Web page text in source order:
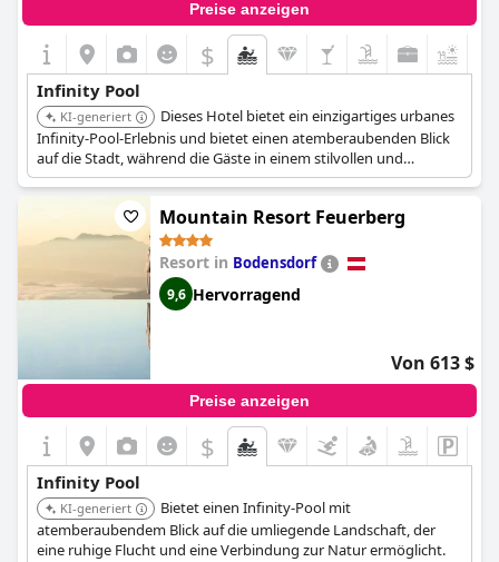
Preise anzeigen
$
Infinity Pool
KI-generiert
Dieses Hotel bietet ein einzigartiges urbanes
Infinity-Pool-Erlebnis und bietet einen atemberaubenden Blick
auf die Stadt, während die Gäste in einem stilvollen und
anspruchsvollen Ambiente entspannen.
Mountain Resort Feuerberg
Resort in Bodensdorf
9,6 Hervorragend
Von 613 $
Preise anzeigen
$
Infinity Pool
KI-generiert
Bietet einen Infinity-Pool mit
atemberaubendem Blick auf die umliegende Landschaft, der
eine ruhige Flucht und eine Verbindung zur Natur ermöglicht.